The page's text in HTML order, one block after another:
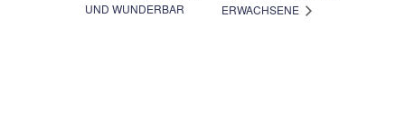
UND WUNDERBAR
ERWACHSENE